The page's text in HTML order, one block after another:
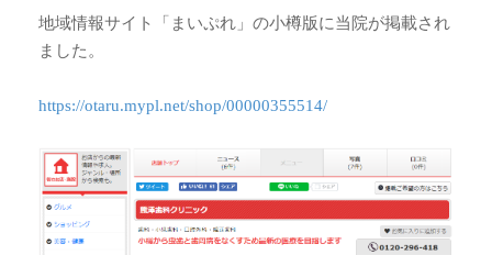
地域情報サイト「まいぷれ」の小樽版に当院が掲載され
ました。
https://otaru.mypl.net/shop/00000355514/